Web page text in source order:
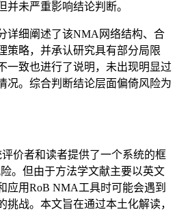
并未严重影响结论判断。
详细阐述了该NMA网络结构、合
策略，并承认研究具有部分局限
一致也进行了说明，未出现明显过
况。综合判断结论层面偏倚风险为
价者和读者提供了一个系统的框
。但由于方法学文献主要以英文
应用RoB NMA工具时可能会遇到
挑战。本文旨在通过本土化解读，